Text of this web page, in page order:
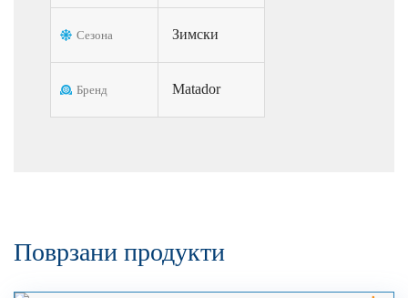
Сезона Зимски
Бренд Matador
Поврзани продукти